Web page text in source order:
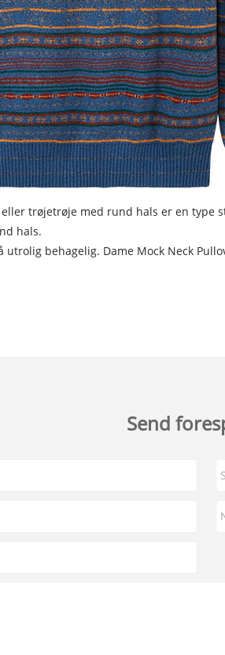
trøjetrøje med rund hals er en
hals.
utrolig behagelig. Dame Mock Neck
Send